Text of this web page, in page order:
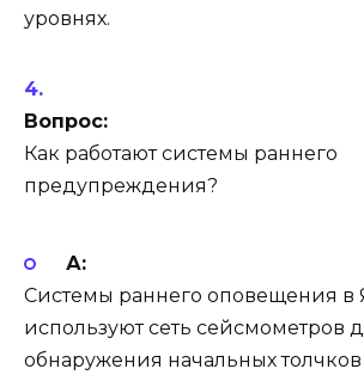
уровнях.
Вопрос:
Как работают системы раннего
предупреждения?
А:
Системы раннего оповещения в
используют сеть сейсмометров
обнаружения начальных